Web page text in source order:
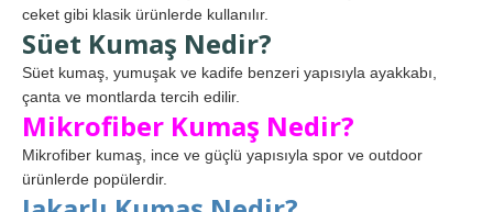
ceket gibi klasik ürünlerde kullanılır.
Süet Kumaş Nedir?
Süet kumaş, yumuşak ve kadife benzeri yapısıyla ayakkabı,
çanta ve montlarda tercih edilir.
Mikrofiber Kumaş Nedir?
Mikrofiber kumaş, ince ve güçlü yapısıyla spor ve outdoor
ürünlerde popülerdir.